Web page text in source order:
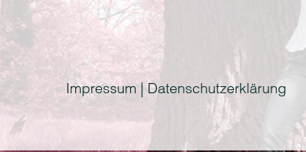
Impressum | Datenschutzerklärung